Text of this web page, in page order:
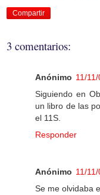
Compartir
3 comentarios:
Anónimo 11/
Siguiendo en
un libro de las
el 11S.
Responder
Anónimo 11/
Se me olvidaba